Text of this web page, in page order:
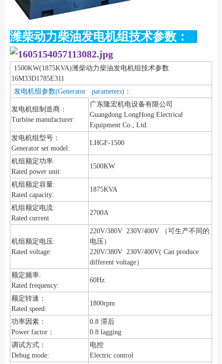
潍柴动力柴油发电机组技术参数：
1500KW(1875KVA)潍柴动力柴油发电机组技术参数
16M33D1785E311
发电机组参数(Generator parameters)：
发电机组制造商：
Turbine manufacturer:
广东隆宏机电设备有限公司
Guangdong LongHong Electrical
Equipment Co., Ltd.
发电机组型号：
Generator set model:
LHGF-1500
机组额定功率:
Rated power unit:
1500KW
机组额定容量:
Rated capacity:
1875KVA
机组额定电流:
Rated current
2700A
机组额定电压:
Rated voltage:
220V/380V 230V/400V （可生产不同的
电压）
220V/380V 230V/400V( Can produce
different voltage）
额定频率:
Rated frequency:
60Hz
额定转速：
Rated speed:
1800rpm
功率因素：
Power factor：
0.8 滞后
0.8 lagging
调试方式：
Debug mode:
电控
Electric control